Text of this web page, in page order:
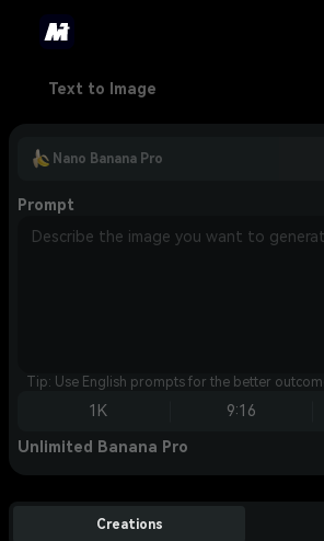
Text to Image
Nano Banana Pro
Prompt
Tip: Use English prompts for the better
1K 9:16
Unlimited Banana Pro
Creations